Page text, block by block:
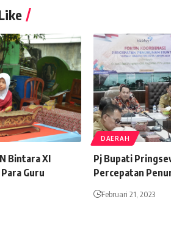
Bintara XI
Guru
DAERAH
Pj Bupati
Percepatan
Februari 21, 2023